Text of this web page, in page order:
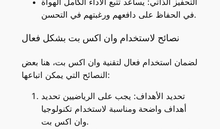
في الحفاظ على دافعهم ورغبتهم في التحسن.
نصائح لاستخدام وان اكس بت بشكل فعال
لضمان استخدام فعال لتقنية وان اكس بت، هنا بعض
النصائح التي يمكن اتباعها:
تحديد الأهداف: يجب على الرياضيين تحديد
أهداف واضحة ومناسبة لاستخدام تكنولوجيا
وان اكس بت.